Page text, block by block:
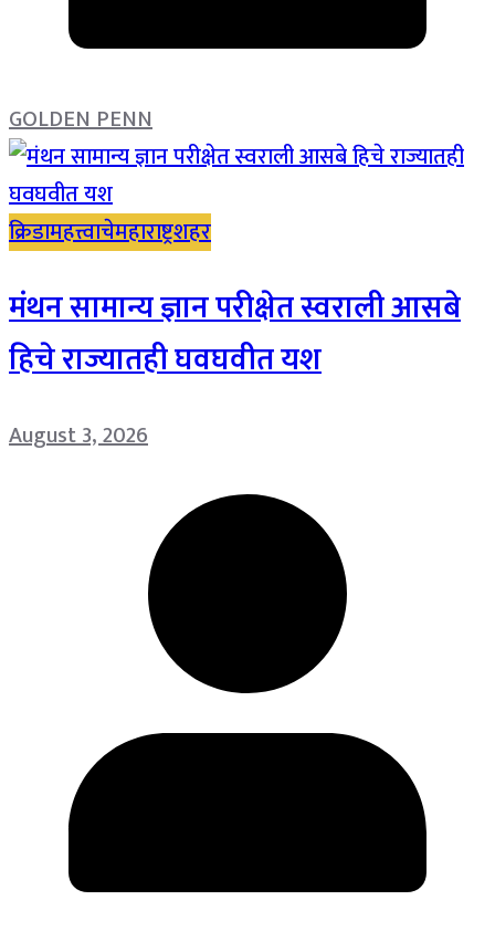
GOLDEN PENN
क्रिडामहत्त्वाचेमहाराष्ट्रशहर
मंथन सामान्य ज्ञान परीक्षेत स्वराली आसबे
हिचे राज्यातही घवघवीत यश
August 3, 2026